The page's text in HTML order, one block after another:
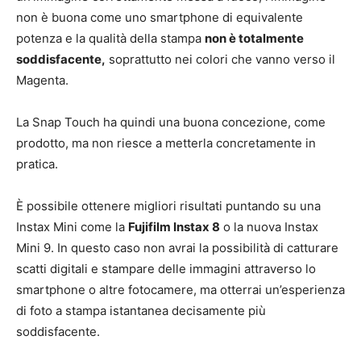
non è buona come uno smartphone di equivalente
potenza e la qualità della stampa non è totalmente
soddisfacente, soprattutto nei colori che vanno verso il
Magenta.
La Snap Touch ha quindi una buona concezione, come
prodotto, ma non riesce a metterla concretamente in
pratica.
È possibile ottenere migliori risultati puntando su una
Instax Mini come la Fujifilm Instax 8 o la nuova Instax
Mini 9. In questo caso non avrai la possibilità di catturare
scatti digitali e stampare delle immagini attraverso lo
smartphone o altre fotocamere, ma otterrai un’esperienza
di foto a stampa istantanea decisamente più
soddisfacente.